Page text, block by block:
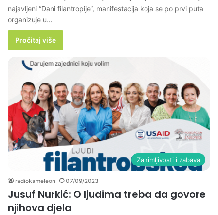
najavljeni “Dani filantropije”, manifestacija koja se po prvi puta
organizuje u…
Pročitaj više
Zanimljivosti i zabava
radiokameleon 07/09/2023
Jusuf Nurkić: O ljudima treba da govore
njihova djela